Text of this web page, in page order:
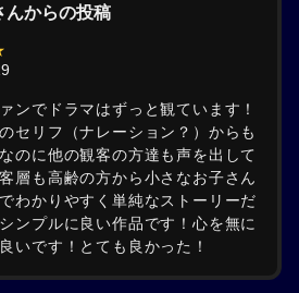
んからの投稿
ンでドラマはずっと観ています！
セリフ（ナレーション？）からも
のに他の観客の方達も声を出して
層も高齢の方から小さなお子さん
わかりやすく単純なストーリーだ
ンプルに良い作品です！心を無に
いです！とても良かった！